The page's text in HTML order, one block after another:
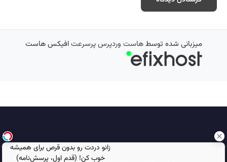
زانو دردت رو بدون قرص برای همیشه
خوب کن! (قدم اول، پرسش‌نامه)
میزبانی شده توسطهاست وردپرس پرسرعتافیکس هاست